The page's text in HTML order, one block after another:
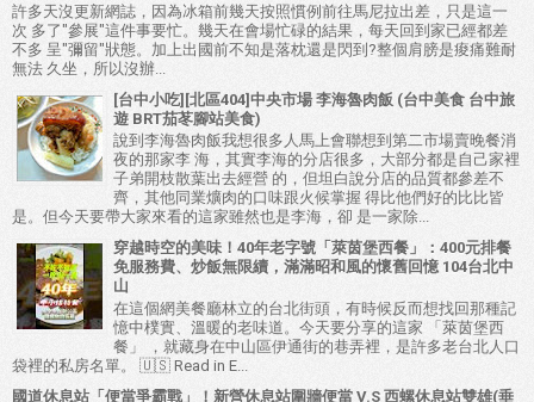
許多天沒更新網誌，因為冰箱前幾天按照慣例前往馬尼拉出差，只是這一
次 多了"參展"這件事要忙。幾天在會場忙碌的結果，每天回到家已經都差
不多 呈"彌留"狀態。加上出國前不知是落枕還是閃到?整個肩膀是痠痛難耐
無法 久坐，所以沒辦...
[台中小吃][北區404]中央市場 李海魯肉飯 (台中美食 台中旅
遊 BRT茄苳腳站美食)
說到李海魯肉飯我想很多人馬上會聯想到第二市場賣晚餐消
夜的那家李 海，其實李海的分店很多，大部分都是自己家裡
子弟開枝散葉出去經營 的，但坦白說分店的品質都參差不
齊，其他同業爌肉的口味跟火候掌握 得比他們好的比比皆
是。但今天要帶大家來看的這家雖然也是李海，卻 是一家除...
穿越時空的美味！40年老字號「萊茵堡西餐」：400元排餐
免服務費、炒飯無限續，滿滿昭和風的懷舊回憶 104台北中
山
在這個網美餐廳林立的台北街頭，有時候反而想找回那種記
憶中樸實、溫暖的老味道。今天要分享的這家 「萊茵堡西
餐」 ，就藏身在中山區伊通街的巷弄裡，是許多老台北人口
袋裡的私房名單。 🇺🇸 Read in E...
國道休息站「便當爭霸戰」！新營休息站圍牆便當 V.S 西螺休息站雙雄(垂